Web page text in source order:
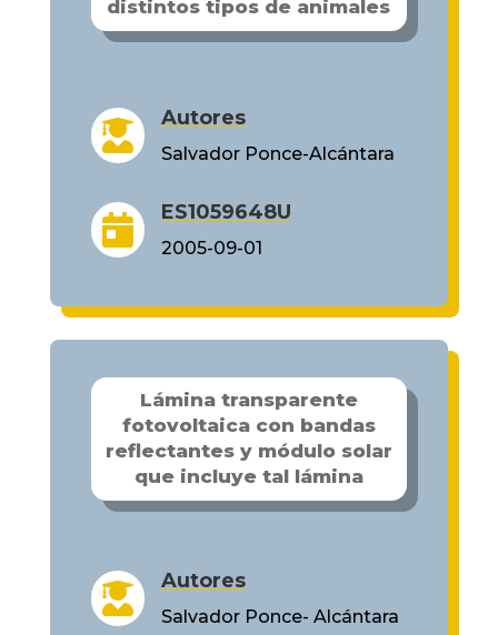
distintos tipos de animales
 Autores
Salvador Ponce-Alcántara
 ES1059648U
2005-09-01
Lámina transparente
fotovoltaica con bandas
reflectantes y módulo solar
que incluye tal lámina
 Autores
Salvador Ponce- Alcántara